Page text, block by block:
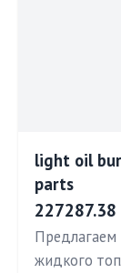
light oil
parts
227287.38
жидкого